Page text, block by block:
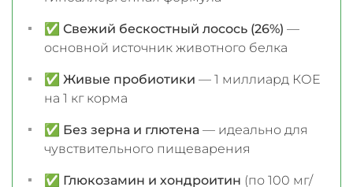
✅ Свежий бескостный лосось (26%) —
основной источник животного белка
✅ Живые пробиотики — 1 миллиард КОЕ
на 1 кг корма
✅ Без зерна и глютена — идеально для
чувствительного пищеварения
✅ Глюкозамин и хондроитин (по 100 мг/